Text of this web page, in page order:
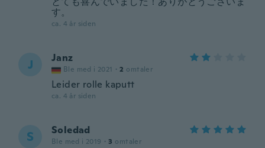
す。
ca. 4 år siden
J Janz
Ble med i 2021 · 2 omtaler
Leider rolle kaputt
ca. 4 år siden
S Soledad
Ble med i 2019 · 3 omtaler